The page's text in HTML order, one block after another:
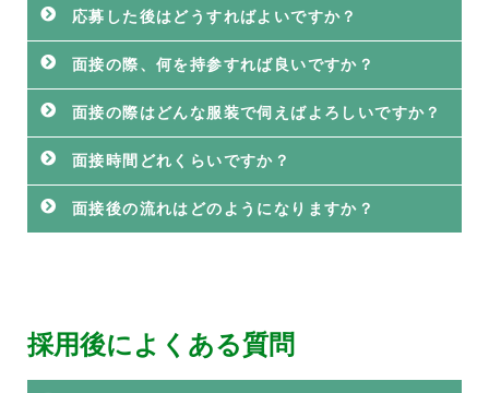
応募した後はどうすればよいですか？
面接の際、何を持参すれば良いですか？
面接の際はどんな服装で伺えばよろしいですか？
面接時間どれくらいですか？
面接後の流れはどのようになりますか？
採用後によくある質問